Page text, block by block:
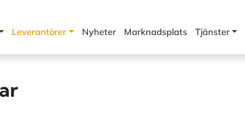
Leverantörer Nyheter Marknadsplats Tjänster